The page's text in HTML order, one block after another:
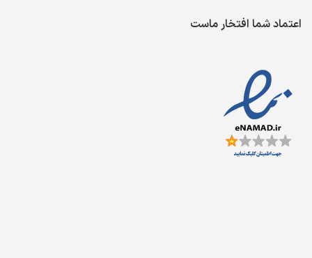
اعتماد شما افتخار ماست